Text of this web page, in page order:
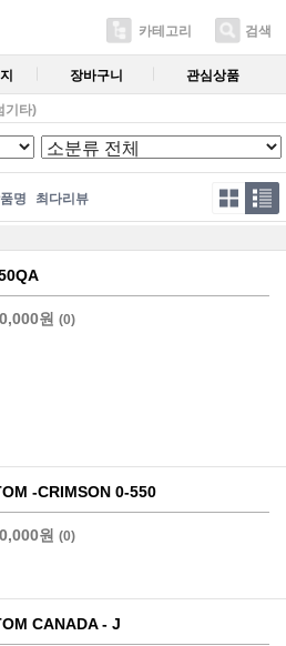
카테고리 검색
장바구니 관심상품
기타)
명 최다리뷰
원 (0)
-CRIMSON 0-550
원 (0)
CANADA - J